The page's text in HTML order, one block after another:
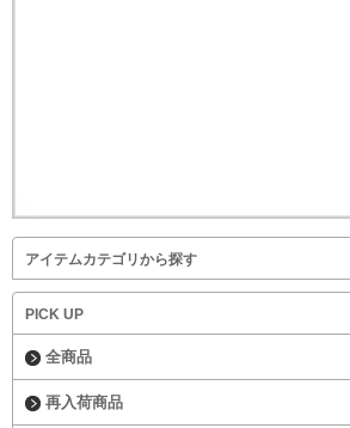
アイテムカテゴリから探す
PICK UP
全商品
再入荷商品